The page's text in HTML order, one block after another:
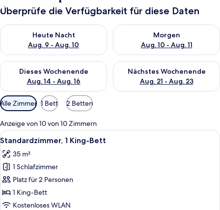
Überprüfe die Verfügbarkeit für diese Daten
Heute Nacht
Aug. 9 - Aug. 10
Überprüfe die Verfügbarkeit für heute Nacht, Aug. 9 - Aug.
Morgen
Aug. 10 - Aug. 11
Überprüfe die Verfügbarkeit
Dieses Wochenende
Aug. 14 - Aug. 16
Überprüfe die Verfügbarkeit für dieses Wochenende, Aug. 14
Nächstes Wochenende
Aug. 21 - Aug. 23
Überprüfe die Verfügbarkeit
Verfügbare
Filter
für
Zimmer
Alle Zimmer 1 Bett 2 Betten
Anzeige von 10 von 10 Zimmern
Alle
Fotos
für
Standardzimmer,
1 King-
Bett
anzeigen
Ein Hotelzimmer mit einem großen
7
Standardzimmer, 1 King-Bett
35 m²
1 Schlafzimmer
Platz für 2 Personen
1 King-Bett
Kostenloses WLAN